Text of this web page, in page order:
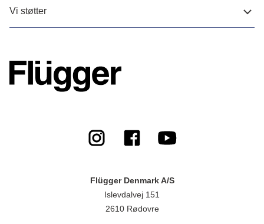
Vi støtter
Flügger Denmark A/S
Islevdalvej 151
2610 Rødovre